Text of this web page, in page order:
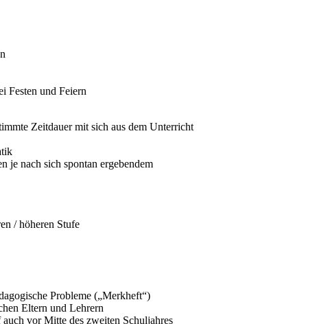
Festen und Feiern
Zeitdauer mit sich aus dem Unterricht
je nach sich spontan ergebendem
/ höheren Stufe
Probleme („Merkheft“)
Eltern und Lehrern
vor Mitte des zweiten Schuljahres